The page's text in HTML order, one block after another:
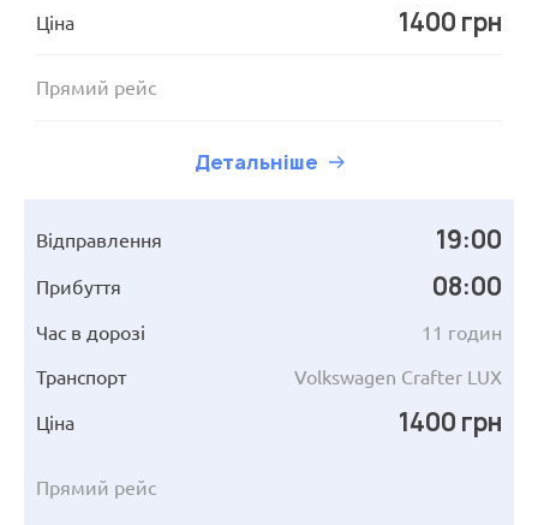
Ціна 1400 грн
Прямий рейс
Детальніше
Відправлення 19:00
Прибуття 08:00
Час в дорозі 11 годин
Транспорт Volkswagen Crafter LUX
Ціна 1400 грн
Прямий рейс